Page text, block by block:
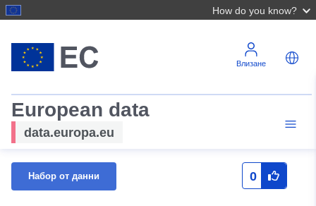
How do you know?
Влизане
European data
data.europa.eu
Набор от данни 0